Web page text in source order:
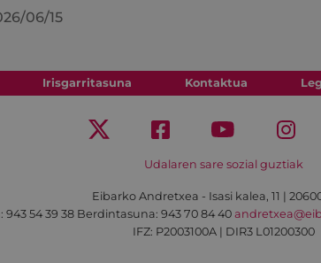
06/15
Irisgarritasuna Kontaktua
Udalaren sare sozial guztiak
Eibarko Andretxea - Isasi kalea, 11 |
54 39 38 Berdintasuna: 943 70 84 40
IFZ: P2003100A | DIR3 L01200300